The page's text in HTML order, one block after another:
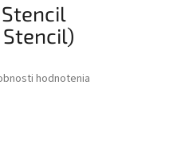
hodnotenia